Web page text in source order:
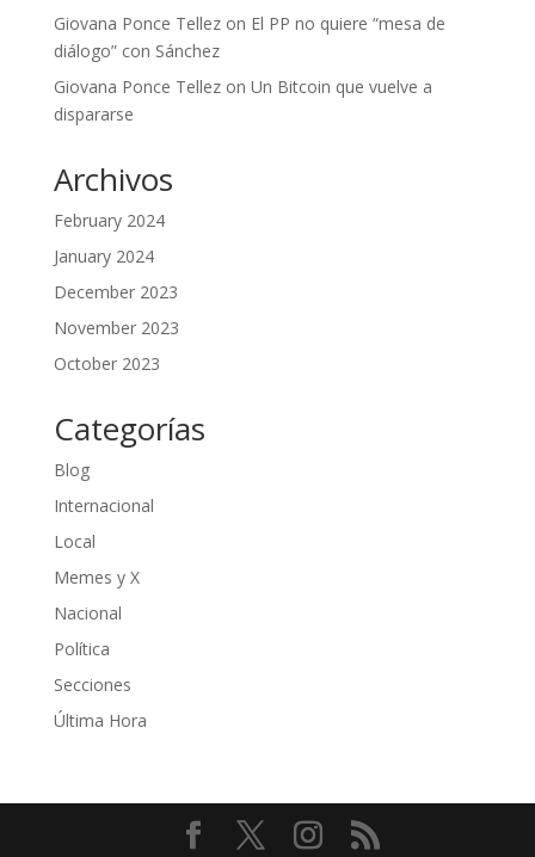
Giovana Ponce Tellezon El PP no quiere “mesa de
diálogo” con Sánchez
Giovana Ponce Tellezon Un Bitcoin que vuelve a
dispararse
Archivos
February 2024
January 2024
December 2023
November 2023
October 2023
Categorías
Blog
Internacional
Local
Memes y X
Nacional
Política
Secciones
Última Hora